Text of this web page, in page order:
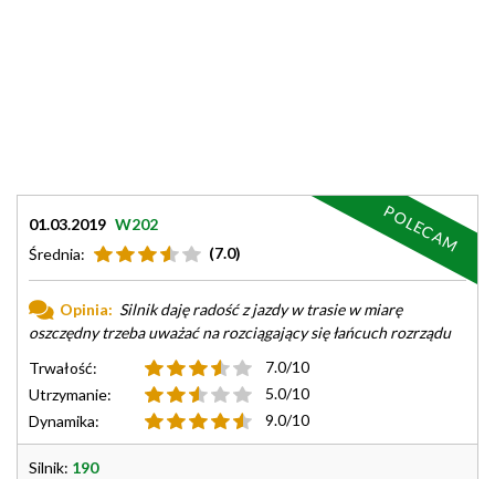
01.03.2019 W202
Średnia:
(7.0)
Opinia: Silnik daję radość z jazdy w trasie w miarę
oszczędny trzeba uważać na rozciągający się łańcuch rozrządu
Trwałość:
7.0/10
Utrzymanie:
5.0/10
Dynamika:
9.0/10
Silnik: 190
POLECAM